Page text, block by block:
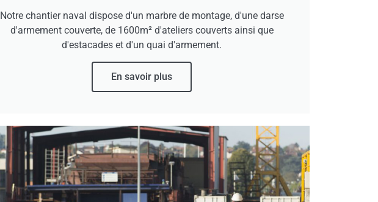
Notre chantier naval dispose d'un marbre de montage, d'une darse
d'armement couverte, de 1600m² d'ateliers couverts ainsi que
d'estacades et d'un quai d'armement.
En savoir plus